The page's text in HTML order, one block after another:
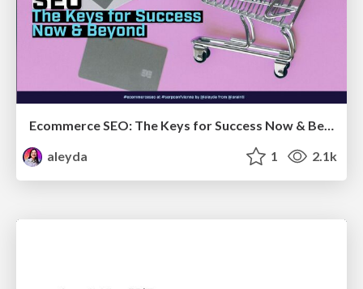
Ecommerce SEO: The Keys for Success Now & Beyond - #SERPConf2024
aleyda
1 2.1k